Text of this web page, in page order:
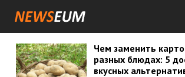
Чем заменить
разных блюдах: 5
вкусных